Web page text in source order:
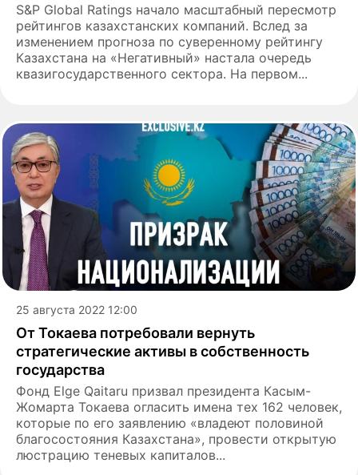
S&P Global Ratings начало масштабный пересмотр
рейтингов казахстанских компаний. Вслед за
изменением прогноза по суверенному рейтингу
Казахстана на «Негативный» настала очередь
квазигосударственного сектора. На первом...
25 августа 2022 12:00
От Токаева потребовали вернуть
стратегические активы в собственность
государства
Фонд Elge Qaitaru призвал президента Касым-
Жомарта Токаева огласить имена тех 162 человек,
которые по его заявлению «владеют половиной
благосостояния Казахстана», провести открытую
люстрацию теневых капиталов...